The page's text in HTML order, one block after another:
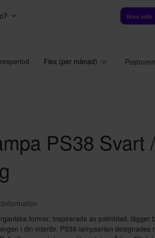
Boka möte
Flex (per månad)
PS38 Svart /
former, inspirerade av palmblad, lägger
i din interiör. PS38-lampserien designades